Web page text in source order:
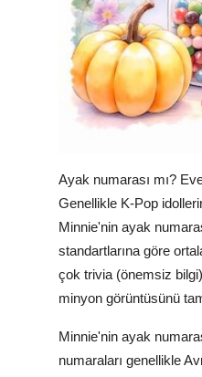
Ayak numarası mı?
Genellikle K-Pop
Minnie'nin ayak
standartlarına göre
çok trivia (önemsiz
minyon görüntüsünü
Minnie'nin ayak
numaraları genellikle